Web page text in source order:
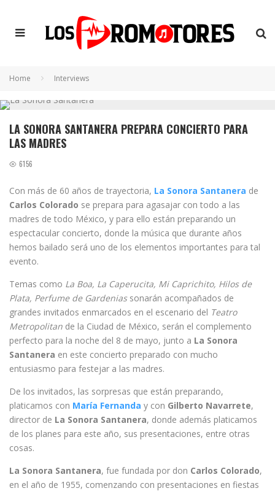
Home Interviews
LA SONORA SANTANERA PREPARA CONCIERTO PARA
LAS MADRES
6156
Con más de 60 años de trayectoria, La Sonora Santanera de
Carlos Colorado se prepara para agasajar con todo a las
madres de todo México, y para ello están preparando un
espectacular concierto, donde la música que durante años
hemos bailado será uno de los elementos importantes para tal
evento.
Temas como La Boa, La Caperucita, Mi Caprichito, Hilos de
Plata, Perfume de Gardeniassonarán acompañados de
grandes invitados enmarcados en el escenario del Teatro
Metropolitan de la Ciudad de México, serán el complemento
perfecto para la noche del 8 de mayo, junto a La Sonora
Santanera en este concierto preparado con mucho
entusiasmo para festejar a las madres.
De los invitados, las sorpresas que están preparando,
platicamos con María Fernanda y con Gilberto Navarrete,
director de La Sonora Santanera, donde además platicamos
de los planes para este año, sus presentaciones, entre otras
cosas.
La Sonora Santanera, fue fundada por don Carlos Colorado,
en el año de 1955, comenzando con presentaciones en fiestas